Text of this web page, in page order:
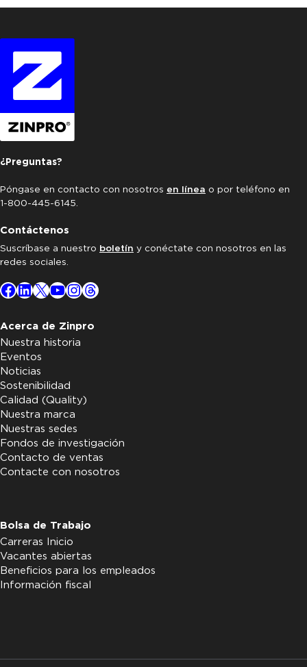
¿Preguntas?
Póngase en contacto con nosotros en línea o por teléfono en
1-800-445-6145.
Contáctenos
Suscríbase a nuestro boletín y conéctate con nosotros en las
redes sociales.
Facebook
LinkedIn
X YouTube
Instagram
Threads
Acerca de Zinpro
Nuestra historia
Eventos
Noticias
Sostenibilidad
Calidad (Quality)
Nuestra marca
Nuestras sedes
Fondos de investigación
Contacto de ventas
Contacte con nosotros
Bolsa de Trabajo
Carreras Inicio
Vacantes abiertas
Beneficios para los empleados
Información fiscal